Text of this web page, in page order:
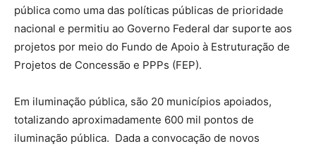
pública como uma das políticas públicas de prioridade
nacional e permitiu ao Governo Federal dar suporte aos
projetos por meio do Fundo de Apoio à Estruturação de
Projetos de Concessão e PPPs (FEP).
Em iluminação pública, são 20 municípios apoiados,
totalizando aproximadamente 600 mil pontos de
iluminação pública. Dada a convocação de novos